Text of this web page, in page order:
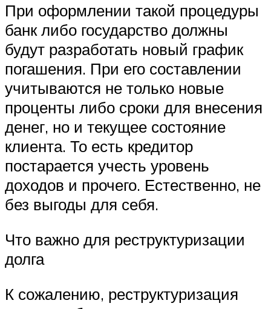
При оформлении такой процедуры
банк либо государство должны
будут разработать новый график
погашения. При его составлении
учитываются не только новые
проценты либо сроки для внесения
денег, но и текущее состояние
клиента. То есть кредитор
постарается учесть уровень
доходов и прочего. Естественно, не
без выгоды для себя.
Что важно для реструктуризации
долга
К сожалению, реструктуризация